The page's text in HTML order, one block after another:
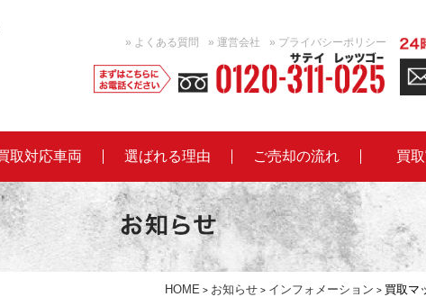
» プライバシーポリシー
» 運営会社
» よくある質問
取対応車両 選ばれる理由 ご売却の流れ 買
HOME > お知らせ > インフォメーション > 買取マ